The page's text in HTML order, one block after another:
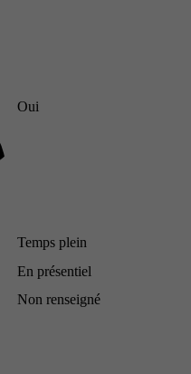
Oui
Temps plein
En présentiel
Non renseigné